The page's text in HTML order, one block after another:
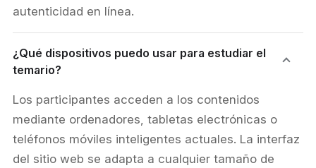
autenticidad en línea.
¿Qué dispositivos puedo usar para estudiar el
temario?
Los participantes acceden a los contenidos
mediante ordenadores, tabletas electrónicas o
teléfonos móviles inteligentes actuales. La interfaz
del sitio web se adapta a cualquier tamaño de